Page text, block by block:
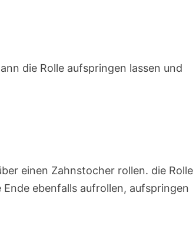
die Rolle aufspringen lassen und
einen Zahnstocher rollen. die Rolle
ebenfalls aufrollen, aufspringen